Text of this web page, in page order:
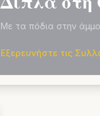
Με τα πόδια στην άμμο
Εξερευνήστε τις